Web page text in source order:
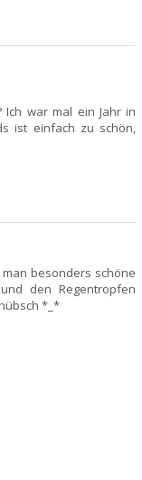
war mal ein Jahr in
ist einfach zu schön,
besonders schöne
den Regentropfen
*_*